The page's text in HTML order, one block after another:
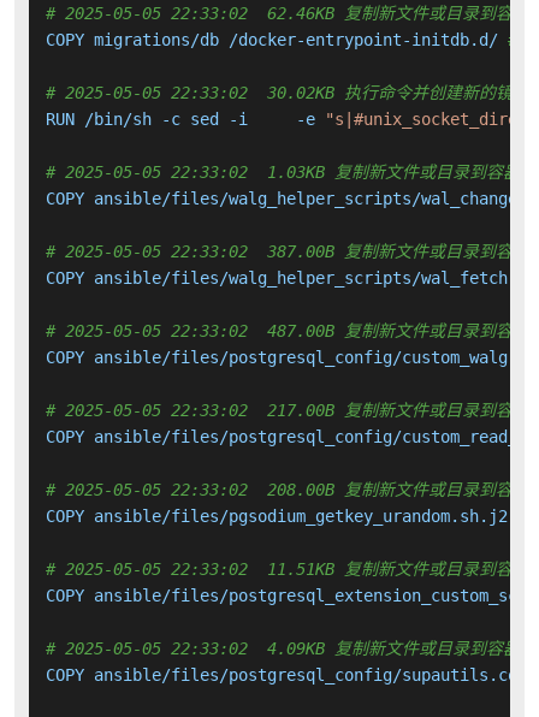
# 2025-05-05 22:33:02  62.46KB 复制新文件或目录到容器
COPY migrations/db /docker-entrypoint-initdb.d/ #
# 2025-05-05 22:33:02  30.02KB 执行命令并创建新的镜像
RUN /bin/sh -c sed -i     -e
# 2025-05-05 22:33:02  1.03KB 复制新文件或目录到容器中
COPY ansible/files/walg_helper_scripts/
# 2025-05-05 22:33:02  387.00B 复制新文件或目录到容器
COPY ansible/files/walg_helper_scripts/
# 2025-05-05 22:33:02  487.00B 复制新文件或目录到容器
COPY ansible/files/postgresql_config/
# 2025-05-05 22:33:02  217.00B 复制新文件或目录到容器
COPY ansible/files/postgresql_config/
# 2025-05-05 22:33:02  208.00B 复制新文件或目录到容器
COPY ansible/files/
# 2025-05-05 22:33:02  11.51KB 复制新文件或目录到容器
COPY ansible/files/
# 2025-05-05 22:33:02  4.09KB 复制新文件或目录到容器中
COPY ansible/files/postgresql_config/